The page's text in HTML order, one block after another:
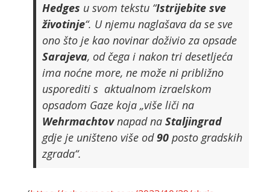
Hedges u svom tekstu “Istrijebite sve
životinje“. U njemu naglašava da se sve
ono što je kao novinar doživio za opsade
Sarajeva, od čega i nakon tri desetljeća
ima noćne more, ne može ni približno
usporediti s aktualnom izraelskom
opsadom Gaze koja „više liči na
Wehrmachtovnapad na Staljingrad
gdje je uništeno više od90posto gradskih
zgrada“.